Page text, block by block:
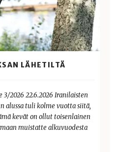
LÄHETILTÄ
2026 22.6.2026 Iranilaisten
alussa tuli kolme vuotta siitä,
kevät on ollut toisenlainen
muistatte alkuvuodesta